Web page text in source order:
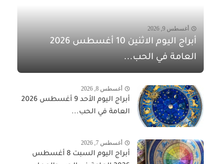
أغسطس 9, 2026
أبراج اليوم الاثنين 10 أغسطس 2026
العامة في الحب...
أغسطس 8, 2026
أبراج اليوم الأحد 9 أغسطس 2026
العامة في الحب...
أغسطس 7, 2026
أبراج اليوم السبت 8 أغسطس